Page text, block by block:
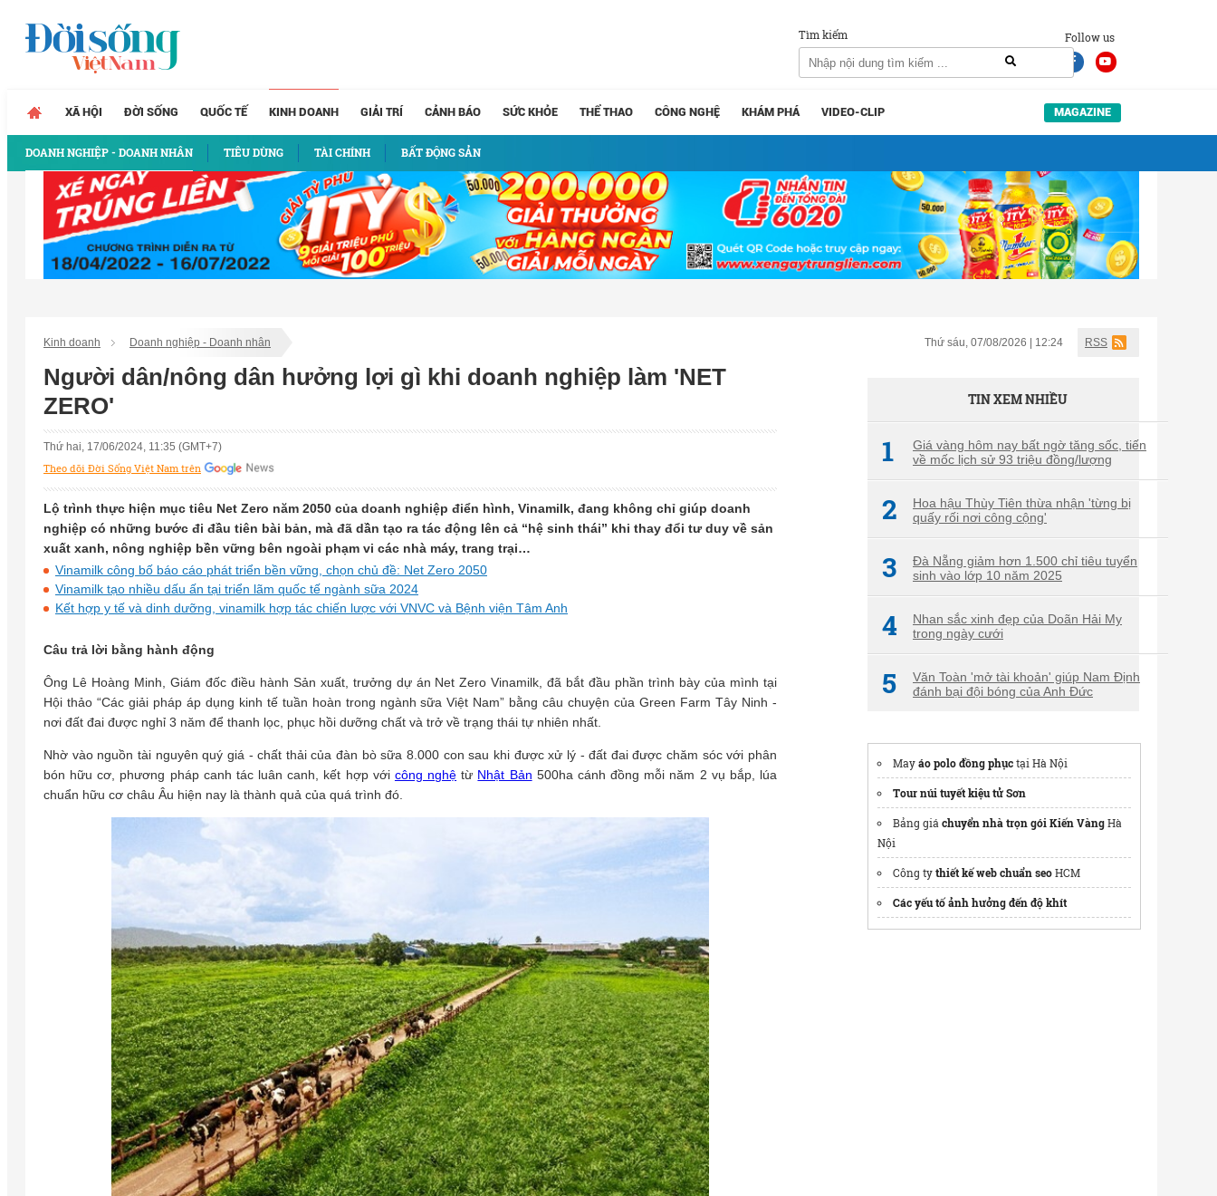
Follow us
Tìm kiếm
XÃ HỘI ĐỜI SỐNG QUỐC TẾ KINH DOANH
DOANH NGHIỆP - DOANH NHÂN TIÊU DÙNG TÀI CHÍNH BẤT ĐỘNG SẢN
GIẢI TRÍ CẢNH BÁO SỨC KHỎE THỂ THAO CÔNG NGHỆ KHÁM PHÁ VIDEO-CLIP MAGAZINE
Kinh doanh Doanh nghiệp - Doanh nhân Thứ sáu, 07/08/2026 | 12:24 RSS
Người dân/nông dân hưởng lợi gì khi doanh nghiệp làm 'NET
ZERO'
Thứ hai, 17/06/2024, 11:35 (GMT+7)
Theo dõi Đời Sống Việt Nam trên
Lộ trình thực hiện mục tiêu Net Zero năm 2050 của doanh nghiệp điển hình, Vinamilk, đang không chỉ giúp doanh
nghiệp có những bước đi đầu tiên bài bản, mà đã dần tạo ra tác động lên cả “hệ sinh thái” khi thay đổi tư duy về sản
xuất xanh, nông nghiệp bền vững bên ngoài phạm vi các nhà máy, trang trại…
Vinamilk công bố báo cáo phát triển bền vững, chọn chủ đề: Net Zero 2050
Vinamilk tạo nhiều dấu ấn tại triển lãm quốc tế ngành sữa 2024
Kết hợp y tế và dinh dưỡng, vinamilk hợp tác chiến lược với VNVC và Bệnh viện Tâm Anh
Câu trả lời bằng hành động
Ông Lê Hoàng Minh, Giám đốc điều hành Sản xuất, trưởng dự án Net Zero Vinamilk, đã bắt đầu phần trình bày của mình tại
Hội thảo “Các giải pháp áp dụng kinh tế tuần hoàn trong ngành sữa Việt Nam” bằng câu chuyện của Green Farm Tây Ninh -
nơi đất đai được nghỉ 3 năm để thanh lọc, phục hồi dưỡng chất và trở về trạng thái tự nhiên nhất.
Nhờ vào nguồn tài nguyên quý giá - chất thải của đàn bò sữa 8.000 con sau khi được xử lý - đất đai được chăm sóc với phân
bón hữu cơ, phương pháp canh tác luân canh, kết hợp với công nghệ từ Nhật Bản 500ha cánh đồng mỗi năm 2 vụ bắp, lúa
chuẩn hữu cơ châu Âu hiện nay là thành quả của quá trình đó.
TIN XEM NHIỀU
1
Giá vàng hôm nay bất ngờ tăng sốc, tiến
về mốc lịch sử 93 triệu đồng/lượng
2
Hoa hậu Thùy Tiên thừa nhận 'từng bị
quấy rối nơi công cộng'
3
Đà Nẵng giảm hơn 1.500 chỉ tiêu tuyển
sinh vào lớp 10 năm 2025
4
Nhan sắc xinh đẹp của Doãn Hải My
trong ngày cưới
5
Văn Toàn 'mở tài khoản' giúp Nam Định
đánh bại đội bóng của Anh Đức
Mayáo polo đồng phụctại Hà Nội
Tour núi tuyết kiệu tử Sơn
Bảng giáchuyển nhà trọn gói Kiến VàngHà
Nội
Công tythiết kế web chuẩn seoHCM
Các yếu tố ảnh hưởng đến độ khít